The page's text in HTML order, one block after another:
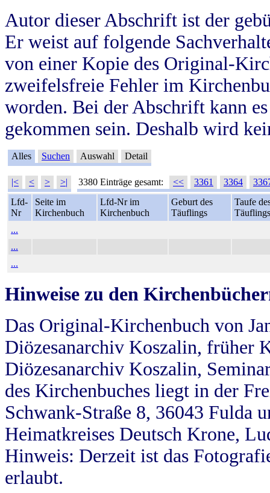
Autor dieser Abschrift ist der
Er weist auf folgende
von einer Kopie des Original-
zweifelsfreie Fehler im
worden. Bei der Abschrift kann
gekommen sein. Deshalb wird
Alles Suchen Auswahl Detail
|< < > >| 3380 Einträge gesamt: << 3361 3364
Lfd-
Nr
Seite im
Kirchenbuch
Lfd-Nr im
Kirchenbuch
Geburt des
Täuflings
Taufe
Täuflings
...
...
...
Hinweise zu den
Das Original-Kirchenbuch von
Diözesanarchiv Koszalin, früher
Diözesanarchiv Koszalin,
des Kirchenbuches liegt in der
Schwank-Straße 8, 36043 Fulda
Heimatkreises Deutsch Krone,
Hinweis: Derzeit ist das
erlaubt.